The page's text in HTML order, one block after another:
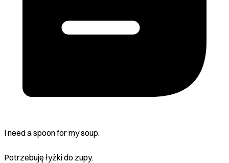
I need a spoon for my soup.
Potrzebuję łyżki do zupy.